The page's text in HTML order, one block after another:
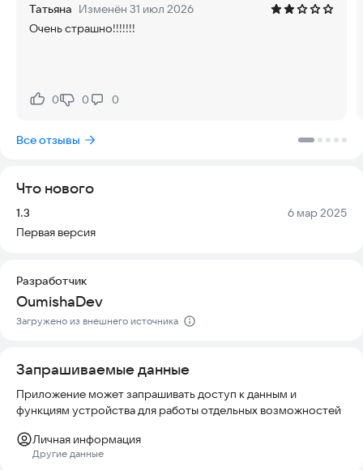
открыть двери. Ключ, спрятанный где-то в структуре здания,
поможет вам выбраться отсюда.
гостей. У вас есть всего 5 дней, чтобы сбежать из её дома.
V2:
- Плавное и простое управление
- Множество новых интересных функций
- 3D графика
Когда вы встречаетесь с бабушкой Барби, страх заставит вас
действовать быстро. Бегите, чтобы найти способ сбежать, и
поскорее выбрайтесь из этого дома ужасов.
игру прямо сейчас, чтобы проверить свои навыки выживания.
Татьяна Изменён 31 июл 2026
Очень страшно!!!!!!!
Нравится:
0Не нравится:
0 0
Все отзывы
Что нового
Версия:
1.3 Дата:
6 мар 2025
Первая версия
Разработчик
OumishaDev
Загружено из внешнего источника
Запрашиваемые данные
Приложение может запрашивать доступ к данным и
функциям устройства для работы отдельных возможностей
Личная информация
Другие данные